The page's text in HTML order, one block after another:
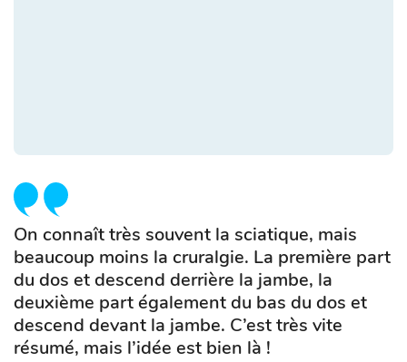
On connaît très souvent la sciatique, mais
beaucoup moins la cruralgie. La première part
du dos et descend derrière la jambe, la
deuxième part également du bas du dos et
descend devant la jambe. C’est très vite
résumé, mais l’idée est bien là !